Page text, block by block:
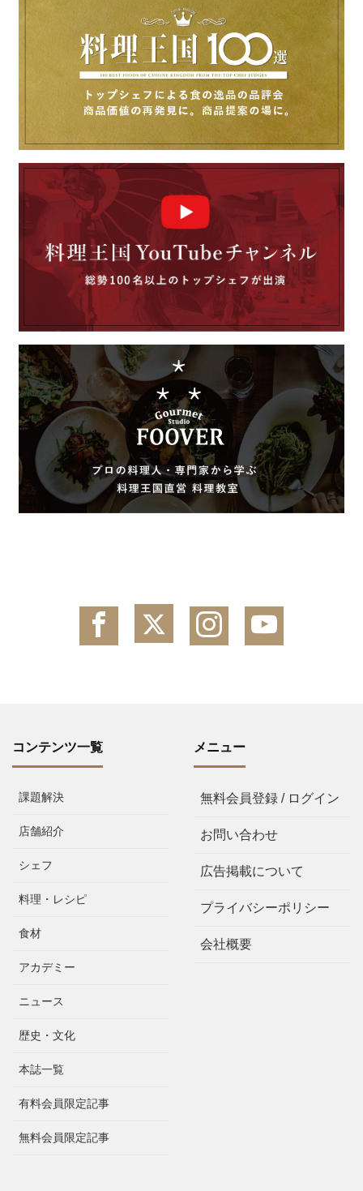
コンテンツ一覧
課題解決
店舗紹介
シェフ
料理・レシピ
食材
アカデミー
ニュース
歴史・文化
本誌一覧
有料会員限定記事
無料会員限定記事
メニュー
無料会員登録 / ログイン
お問い合わせ
広告掲載について
プライバシーポリシー
会社概要